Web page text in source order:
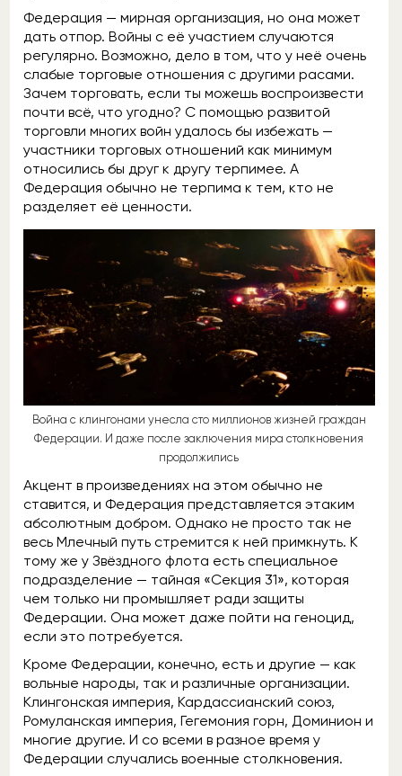
Федерация — мирная организация, но она может
дать отпор. Войны с её участием случаются
регулярно. Возможно, дело в том, что у неё очень
слабые торговые отношения с другими расами.
Зачем торговать, если ты можешь воспроизвести
почти всё, что угодно? С помощью развитой
торговли многих войн удалось бы избежать —
участники торговых отношений как минимум
относились бы друг к другу терпимее. А
Федерация обычно не терпима к тем, кто не
разделяет её ценности.
Война с клингонами унесла сто миллионов жизней граждан
Федерации. И даже после заключения мира столкновения
продолжились
Акцент в произведениях на этом обычно не
ставится, и Федерация представляется этаким
абсолютным добром. Однако не просто так не
весь Млечный путь стремится к ней примкнуть. К
тому же у Звёздного флота есть специальное
подразделение — тайная «Секция 31», которая
чем только ни промышляет ради защиты
Федерации. Она может даже пойти на геноцид,
если это потребуется.
Кроме Федерации, конечно, есть и другие — как
вольные народы, так и различные организации.
Клингонская империя, Кардассианский союз,
Ромуланская империя, Гегемония горн, Доминион и
многие другие. И со всеми в разное время у
Федерации случались военные столкновения.